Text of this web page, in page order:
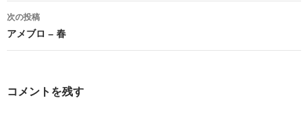
ナ
ビ
次の投稿
アメブロ – 春
コメントを残す